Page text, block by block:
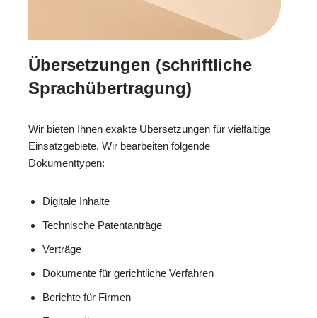
Übersetzungen (schriftliche
Sprachübertragung)
Wir bieten Ihnen exakte Übersetzungen für vielfältige
Einsatzgebiete. Wir bearbeiten folgende
Dokumenttypen:
Digitale Inhalte
Technische Patentanträge
Verträge
Dokumente für gerichtliche Verfahren
Berichte für Firmen